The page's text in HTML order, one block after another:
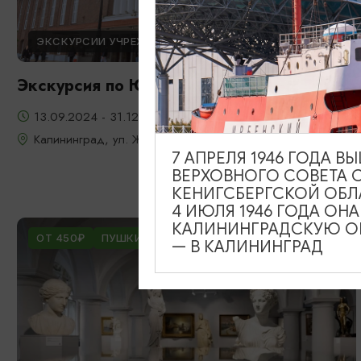
ЭКСКУРСИИ УЧРЕЖДЕНИЙ КУЛЬТУРЫ
Экскурсия по Южному вокзалу
13.09.2024 - 31.12.2026
Калининград, ул. Железнодорожная, д. 13-23
ОТ 450₽ ПУШКИНСКАЯ КАРТА
7 АПРЕЛЯ 1946 ГОДА
ВЕРХОВНОГО СОВЕТА
КЕНИГСБЕРГСКОЙ
4 ИЮЛЯ 1946 ГОДА
КАЛИНИНГРАДСКУЮ
— В КАЛИНИНГРАД